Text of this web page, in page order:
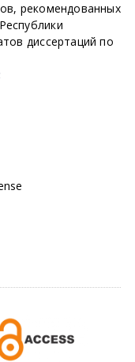
рекомендованных
диссертаций по